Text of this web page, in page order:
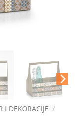
I DEKORACIJE /